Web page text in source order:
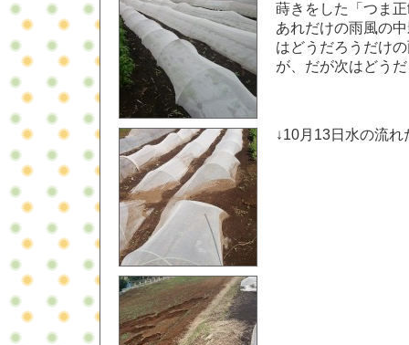
蒔きをした「つま
あれだけの雨風の
はどうだろうだけ
が、だが次はどう
↓10月13日水の流